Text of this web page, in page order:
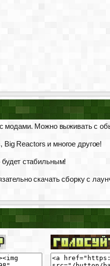
модами. Можно выживать с
Reactors и многое другое!
будет стабильным!
скачать сборку с